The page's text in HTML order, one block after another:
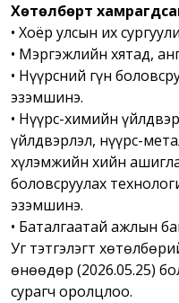
Хөтөлбөрт
• Хоёр улсын их
• Мэргэжлийн хятад,
• Нүүрсний гүн
эзэмшинэ.
• Нүүрс-химийн
үйлдвэрлэл, нүүрс-
хүлэмжийн хийн
боловсруулах
эзэмшинэ.
• Баталгаатай ажлын
Уг тэтгэлэгт
өнөөдөр (2026.05.25)
сурагч оролцлоо.